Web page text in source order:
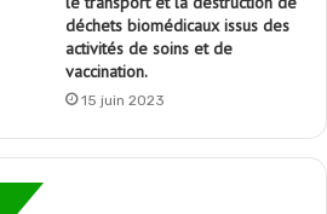
déchets biomédicaux issus des
activités de soins et de
vaccination.
15 juin 2023